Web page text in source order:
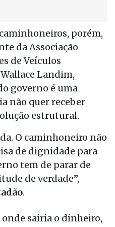
porém,
da Associação
de Veículos
Landim,
governo é uma
não quer receber
estrutural.
O caminhoneiro não
de dignidade para
tem de parar de
de verdade”,
.
onde sairia o dinheiro,